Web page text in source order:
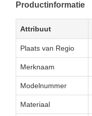
Productinformatie
Attribuut
Plaats van Regio
Merknaam
Modelnummer
Materiaal